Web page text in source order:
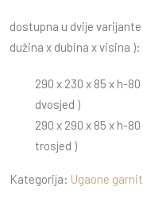
dostupna u dvije
dužina x dubina x visina ):
290 x 230 x 85 x h-
dvosjed )
290 x 290 x 85 x h-
trosjed )
Kategorija: Ugaone